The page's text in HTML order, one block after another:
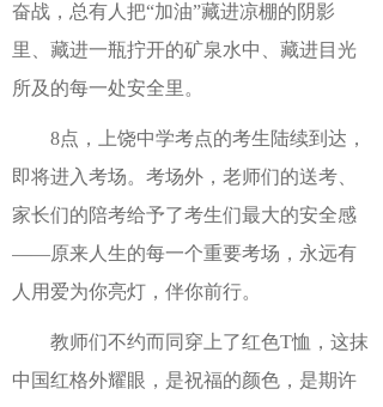
奋战，总有人把“加油”藏进凉棚的阴影
里、藏进一瓶拧开的矿泉水中、藏进目光
所及的每一处安全里。
8点，上饶中学考点的考生陆续到达，
即将进入考场。考场外，老师们的送考、
家长们的陪考给予了考生们最大的安全感
——原来人生的每一个重要考场，永远有
人用爱为你亮灯，伴你前行。
教师们不约而同穿上了红色T恤，这抹
中国红格外耀眼，是祝福的颜色，是期许